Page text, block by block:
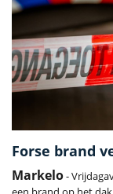
Forse brand
Markelo-